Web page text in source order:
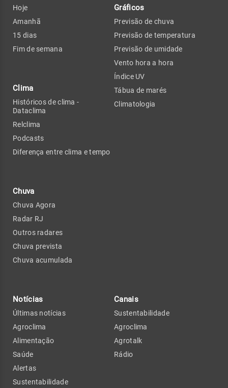
Hoje
Amanhã
15 dias
Fim de semana
Clima
Históricos de clima -
Dataclima
Relclima
Podcasts
Diferença entre clima e tempo
Chuva
Chuva Agora
Radar RJ
Outros radares
Chuva prevista
Chuva acumulada
Gráficos
Previsão de chuva
Previsão de temperatura
Previsão de umidade
Vento hora a hora
Índice UV
Tábua de marés
Climatologia
Notícias
Últimas notícias
Agroclima
Alimentação
Saúde
Alertas
Sustentabilidade
Canais
Sustentabilidade
Agroclima
Agrotalk
Rádio